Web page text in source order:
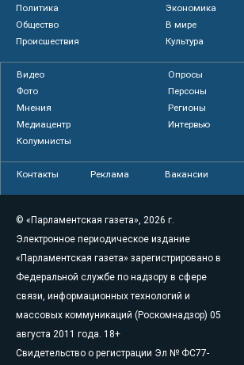
Политика
Экономика
Общество
В мире
Происшествия
Культура
Видео
Опросы
Фото
Персоны
Мнения
Регионы
Медиацентр
Интервью
Колумнисты
Контакты Реклама Вакансии
© «Парламентская газета», 2026 г.
Электронное периодическое издание
«Парламентская газета» зарегистрировано в
Федеральной службе по надзору в сфере
связи, информационных технологий и
массовых коммуникаций (Роскомнадзор) 05
августа 2011 года. 18+
Свидетельство о регистрации Эл № ФС77-